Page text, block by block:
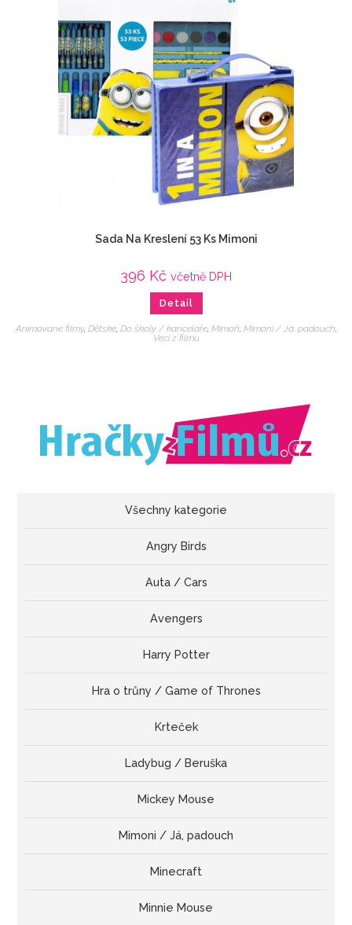
Sada Na Kreslení 53 Ks Mimoni
396 Kč včetně DPH
Detail
Animované filmy, Dětské, Do školy / kanceláře, Mimoň Mimoni / Já, padouch
Veci z filmu
Všechny kategorie
Angry Birds
Auta / Cars
Avengers
Harry Potter
Hra o trůny / Game of Thrones
Krteček
Ladybug / Beruška
Mickey Mouse
Mimoni / Já, padouch
Minecraft
Minnie Mouse